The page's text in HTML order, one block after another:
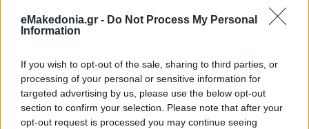
eMakedonia.gr - Do Not Process My Personal
Information
If you wish to opt-out of the sale, sharing to third parties, or
processing of your personal or sensitive information for
targeted advertising by us, please use the below opt-out
section to confirm your selection. Please note that after your
opt-out request is processed you may continue seeing